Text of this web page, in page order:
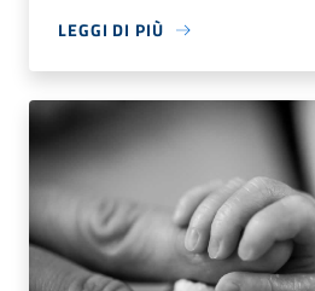
LEGGI DI PIÙ